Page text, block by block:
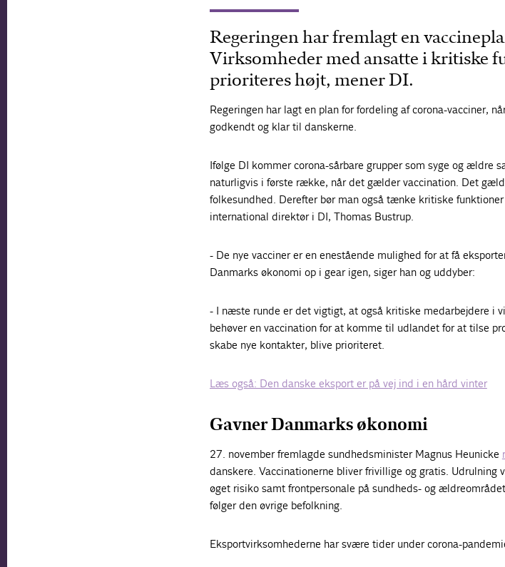
Regeringen har fremlagt en
Virksomheder med ansatte i kritiske
prioriteres højt, mener DI.
Regeringen har lagt en plan for fordeling af corona-vacciner,
godkendt og klar til danskerne.
Ifølge DI kommer corona-sårbare grupper som syge og ældre
naturligvis i første række, når det gælder vaccination. Det
folkesundhed. Derefter bør man også tænke kritiske
international direktør i DI, Thomas Bustrup.
- De nye vacciner er en enestående mulighed for at få
Danmarks økonomi op i gear igen, siger han og uddyber:
- I næste runde er det vigtigt, at også kritiske medarbejdere i
behøver en vaccination for at komme til udlandet for at tilse
skabe nye kontakter, blive prioriteret.
Læs også: Den danske eksport er på vej ind i en hård vinter
Gavner Danmarks økonomi
27. november fremlagde sundhedsminister Magnus Heunicke
danskere. Vaccinationerne bliver frivillige og gratis. Udrulning
øget risiko samt frontpersonale på sundheds- og
følger den øvrige befolkning.
Eksportvirksomhederne har svære tider under corona-